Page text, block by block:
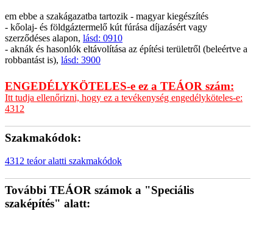
em ebbe a szakágazatba tartozik - magyar kiegészítés
- kőolaj- és földgáztermelő kút fúrása díjazásért vagy
szerződéses alapon, lásd: 0910
- aknák és hasonlók eltávolítása az építési területről (beleértve a
robbantást is), lásd: 3900
ENGEDÉLYKÖTELES-e ez a TEÁOR szám:
Itt tudja ellenőrizni, hogy ez a tevékenység engedélyköteles-e:
4312
Szakmakódok:
4312 teáor alatti szakmakódok
További TEÁOR számok a "Speciális
szaképítés" alatt: